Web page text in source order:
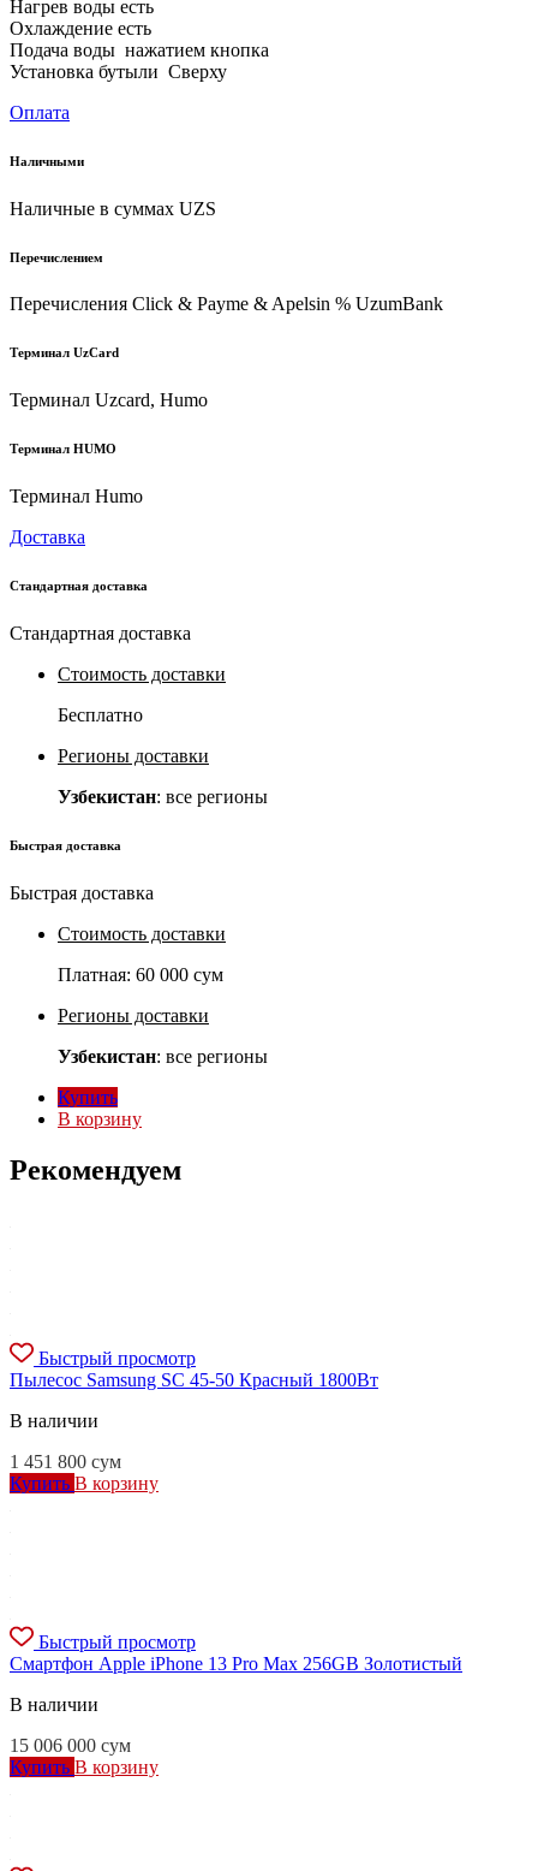
Нагрев воды есть
Охлаждение есть
Подача воды нажатием кнопка
Установка бутыли Сверху
Оплата
Наличными
Наличные в суммах UZS
Перечислением
Перечисления Click & Payme & Apelsin % UzumBank
Терминал UzCard
Терминал Uzcard, Humo
Терминал HUMO
Терминал Humo
Доставка
Стандартная доставка
Стандартная доставка
Стоимость доставки
Бесплатно
Регионы доставки
Узбекистан: все регионы
Быстрая доставка
Быстрая доставка
Стоимость доставки
Платная: 60 000 сум
Регионы доставки
Узбекистан: все регионы
Купить
В корзину
Рекомендуем
Быстрый просмотр
Пылесос Samsung SC 45-50 Красный 1800Вт
В наличии
1 451 800 сум
Купить В корзину
Быстрый просмотр
Смартфон Apple iPhone 13 Pro Max 256GB Золотистый
В наличии
15 006 000 сум
Купить В корзину